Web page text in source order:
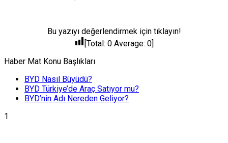
Bu yazıyı değerlendirmek için tıklayın!
[Total: 0 Average: 0]
Haber Mat Konu Başlıkları
BYD Nasıl Büyüdü?
BYD Türkiye’de Araç Satıyor mu?
BYD’nin Adı Nereden Geliyor?
1